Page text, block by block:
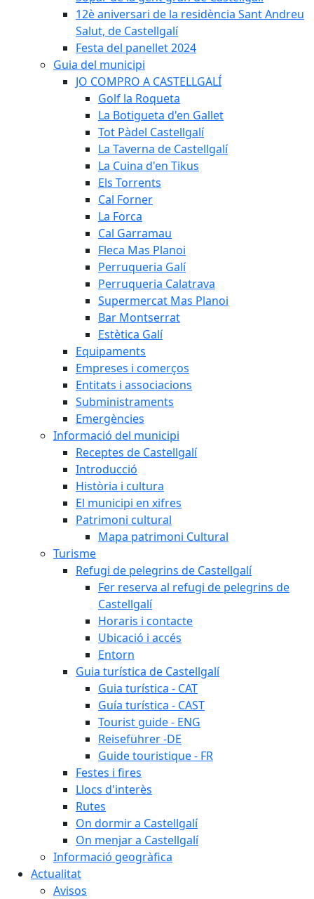
12è aniversari de la residència Sant Andreu
Salut, de Castellgalí
Festa del panellet 2024
Guia del municipi
JO COMPRO A CASTELLGALÍ
Golf la Roqueta
La Botigueta d'en Gallet
Tot Pàdel Castellgalí
La Taverna de Castellgalí
La Cuina d'en Tikus
Els Torrents
Cal Forner
La Forca
Cal Garramau
Fleca Mas Planoi
Perruqueria Galí
Perruqueria Calatrava
Supermercat Mas Planoi
Bar Montserrat
Estètica Galí
Equipaments
Empreses i comerços
Entitats i associacions
Subministraments
Emergències
Informació del municipi
Receptes de Castellgalí
Introducció
Història i cultura
El municipi en xifres
Patrimoni cultural
Mapa patrimoni Cultural
Turisme
Refugi de pelegrins de Castellgalí
Fer reserva al refugi de pelegrins de
Castellgalí
Horaris i contacte
Ubicació i accés
Entorn
Guia turística de Castellgalí
Guia turística - CAT
Guía turística - CAST
Tourist guide - ENG
Reiseführer -DE
Guide touristique - FR
Festes i fires
Llocs d'interès
Rutes
On dormir a Castellgalí
On menjar a Castellgalí
Informació geogràfica
Actualitat
Avisos